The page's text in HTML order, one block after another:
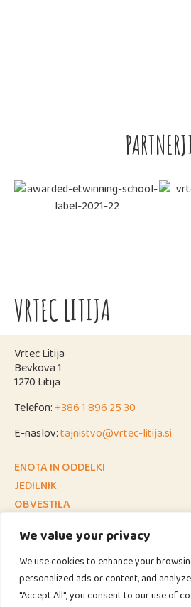
We value your privacy
We use cookies to enhance your
personalized ads or content, and
"Accept All", you consent to our use of
VRTEC LITIJA
Vrtec Litija
Bevkova 1
1270 Litija
Telefon:+386 1 896 25 30
E-naslov:tajnistvo@vrtec-litija.si
ENOTA IN ODDELKI
JEDILNIK
OBVESTILA
KORISTNE POVEZAVE